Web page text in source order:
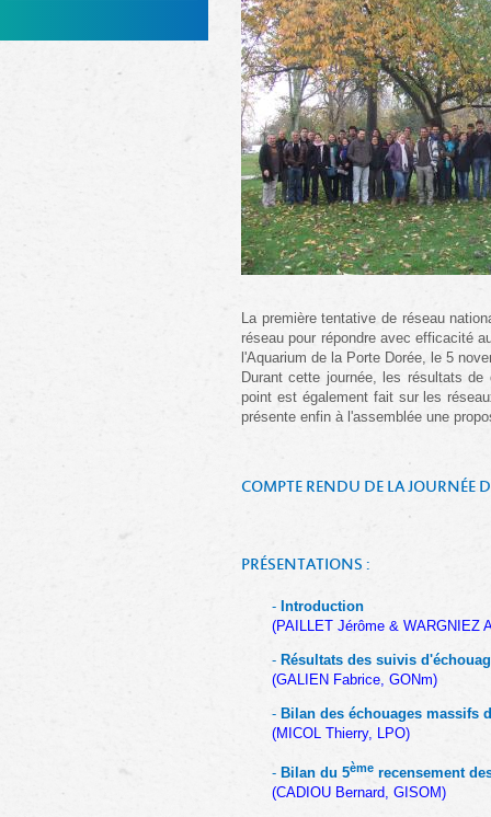
La première tentative de réseau
réseau pour répondre avec efficacité
l'Aquarium de la Porte Dorée, le 5
Durant cette journée, les résultats
point est également fait sur les
présente enfin à l'assemblée une
COMPTE RENDU DE LA JOURNÉE
PRÉSENTATIONS :
- Introduction
(PAILLET Jérôme & WARGNIEZ
- Résultats des suivis
(GALIEN Fabrice, GONm)
- Bilan des échouages massifs
(MICOL Thierry, LPO)
- Bilan du 5ème recensement
(CADIOU Bernard, GISOM)